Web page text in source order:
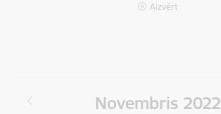
Aizvērt
Novembris 2022